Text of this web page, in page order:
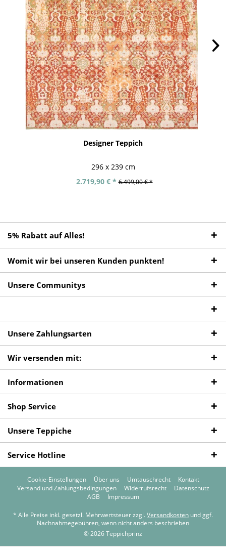
Designer Teppich
296 x 239 cm
2.719,90 € * 6.499,00 € *
5% Rabatt auf Alles!
Womit wir bei unseren Kunden punkten!
Unsere Communitys
Unsere Zahlungsarten
Wir versenden mit:
Informationen
Shop Service
Unsere Teppiche
Service Hotline
Cookie-Einstellungen Über uns Umtauschrecht
Kontakt
Versand und Zahlungsbedingungen
Widerrufsrecht
Datenschutz
AGB
Impressum
* Alle Preise inkl. gesetzl. Mehrwertsteuer zzgl. Versandkosten und ggf.
Nachnahmegebühren, wenn nicht anders beschrieben
© 2026 Teppichprinz